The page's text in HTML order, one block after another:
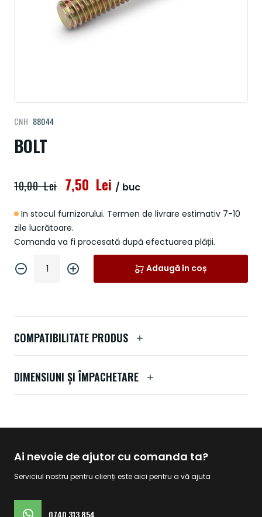
BOLT
CNH 88044
In stocul furnizorului. Termen de livrare estimativ 7-10
zile lucrătoare.
Comanda va fi procesată după efectuarea plății.
7,50 Lei
10,00 Lei / buc
Adaugă în coș
la
începutul
galeriei
imagini
COMPATIBILITATE PRODUS
DIMENSIUNI ȘI ÎMPACHETARE
Ai nevoie de ajutor cu comanda ta?
Serviciul nostru pentru clienți este aici pentru a vă ajuta
0740 313 854